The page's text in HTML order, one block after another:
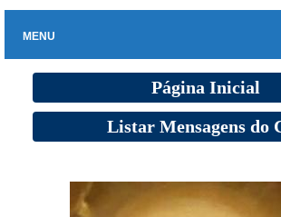
MENU
Página Inicial
Listar Mensagens do